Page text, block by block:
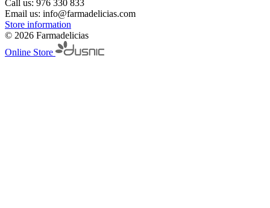
Call us: 976 330 833
Email us: info@farmadelicias.com
Store information
© 2026 Farmadelicias
Online Store